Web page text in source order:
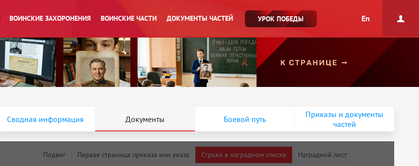
ВОИНСКИЕ ЗАХОРОНЕНИЯ ВОИНСКИЕ ЧАСТИ ДОКУМЕНТЫ ЧАСТЕЙ УРОК ПОБЕДЫ En
Сводная информация Документы Боевой путь
Приказы и документы
частей
Подвиг Первая страница приказа или указа Строка в наградном списке Наградной лист